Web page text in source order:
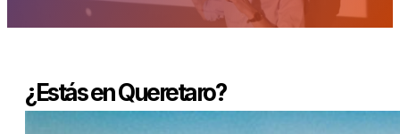
¿Estás en Queretaro?